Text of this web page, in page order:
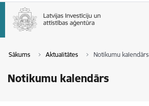
Sākums Aktualitātes Notikumu kalendārs
Notikumu kalendārs